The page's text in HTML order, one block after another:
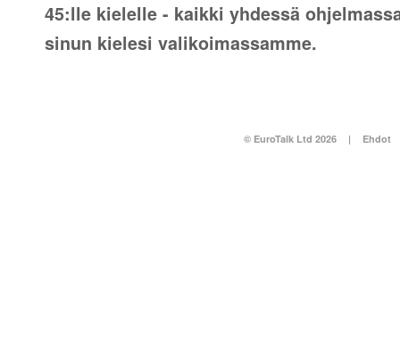
45:lle kielelle - kaikki yhdessä
sinun kielesi valikoimassamme.
© EuroTalk Ltd 2026 | Ehdot